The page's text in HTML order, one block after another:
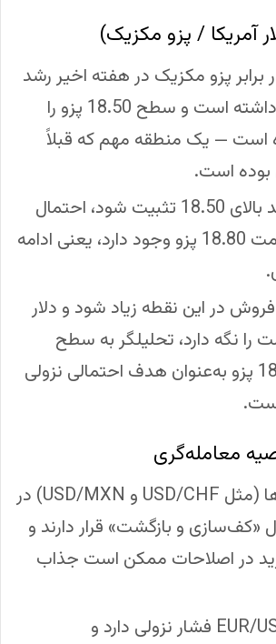
برابر پزو مکزیک در هفته اخیر رشد
قابل‌توجهی داشته است و سطح 18.50 پزو را
است — یک منطقه مهم که قبلاً
است.
اگر دلار بتواند بالای 18.50 تثبیت شود، احتمال
حرکت به سمت 18.80 پزو وجود دارد، یعنی ادامه
فروش در این نقطه زیاد شود و دلار
را نگه دارد، تحلیلگر به سطح
حمایتی 18.20 پزو به‌عنوان هدف احتمالی نزولی
معامله‌گری
برخی جفت‌ها (مثل USD/CHF و USD/MXN) در
«کف‌سازی و بازگشت» قرار دارند و
در اصلاحات ممکن است جذاب
در مقابل، EUR/USD فشار نزولی دارد و